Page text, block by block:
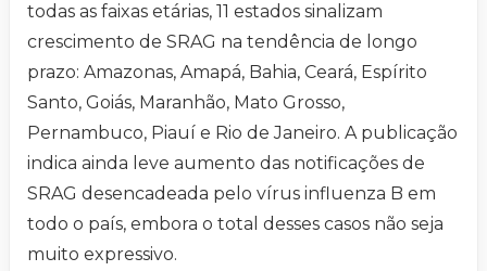
todas as faixas etárias, 11 estados sinalizam
crescimento de SRAG na tendência de longo
prazo: Amazonas, Amapá, Bahia, Ceará, Espírito
Santo, Goiás, Maranhão, Mato Grosso,
Pernambuco, Piauí e Rio de Janeiro. A publicação
indica ainda leve aumento das notificações de
SRAG desencadeada pelo vírus influenza B em
todo o país, embora o total desses casos não seja
muito expressivo.